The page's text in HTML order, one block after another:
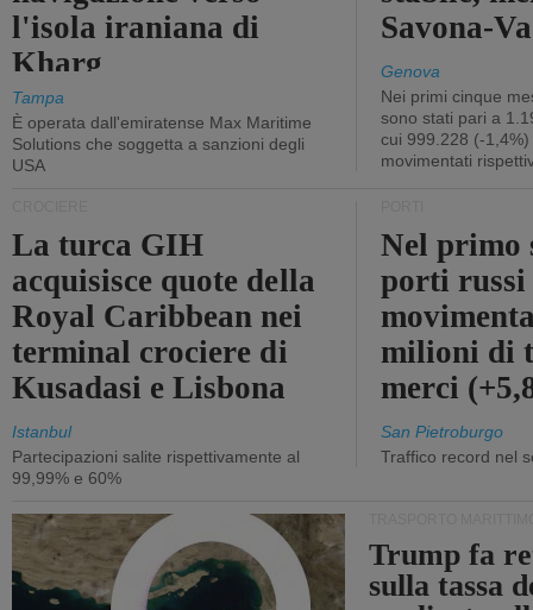
l'isola iraniana di
Kharg
Tampa
È operata dall'emiratense Max Maritime
Solutions che soggetta a sanzioni degli
USA
Savona-
Genova
Nei primi cinque
sono stati pari a
cui 999.228 (-
movimentati
La turca GIH
acquisisce quote della
Royal Caribbean nei
terminal crociere di
Kusadasi e Lisbona
Istanbul
Partecipazioni salite rispettivamente al
99,99% e 60%
Nel primo
porti russi
milioni di
merci
San Pietroburgo
Traffico record nel
Trump fa
sulla tassa